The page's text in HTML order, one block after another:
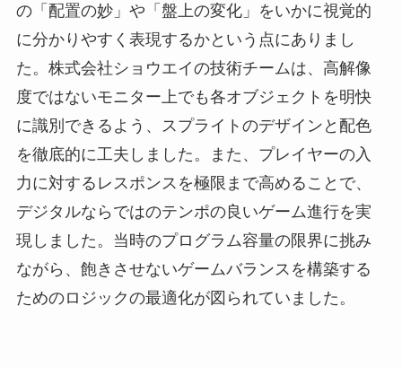
の「配置の妙」や「盤上の変化」をいかに視覚的
に分かりやすく表現するかという点にありまし
た。株式会社ショウエイの技術チームは、高解像
度ではないモニター上でも各オブジェクトを明快
に識別できるよう、スプライトのデザインと配色
を徹底的に工夫しました。また、プレイヤーの入
力に対するレスポンスを極限まで高めることで、
デジタルならではのテンポの良いゲーム進行を実
現しました。当時のプログラム容量の限界に挑み
ながら、飽きさせないゲームバランスを構築する
ためのロジックの最適化が図られていました。